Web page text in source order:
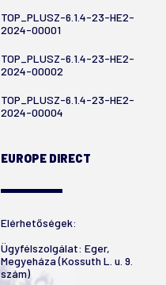
TOP_PLUSZ-6.1.4-23-HE2-
2024-00001
TOP_PLUSZ-6.1.4-23-HE2-
2024-00002
TOP_PLUSZ-6.1.4-23-HE2-
2024-00004
EUROPE DIRECT
Elérhetőségek:
Ügyfélszolgálat: Eger,
Megyeháza (Kossuth L. u. 9.
szám)